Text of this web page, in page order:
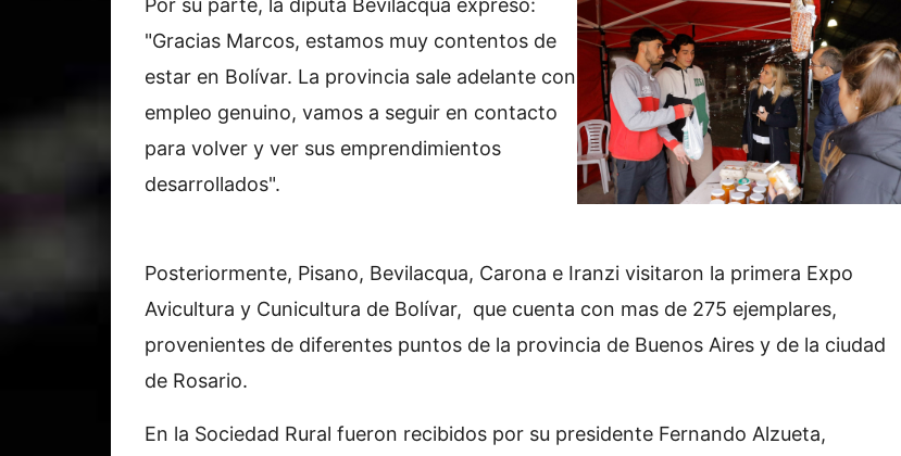
"Gracias Marcos, estamos muy contentos de
estar en Bolívar. La provincia sale adelante con
empleo genuino, vamos a seguir en contacto
para volver y ver sus emprendimientos
desarrollados".
Posteriormente, Pisano, Bevilacqua, Carona e Iranzi visitaron la primera Expo
Avicultura y Cunicultura de Bolívar, que cuenta con mas de 275 ejemplares,
provenientes de diferentes puntos de la provincia de Buenos Aires y de la ciudad
de Rosario.
En la Sociedad Rural fueron recibidos por su presidente Fernando Alzueta,